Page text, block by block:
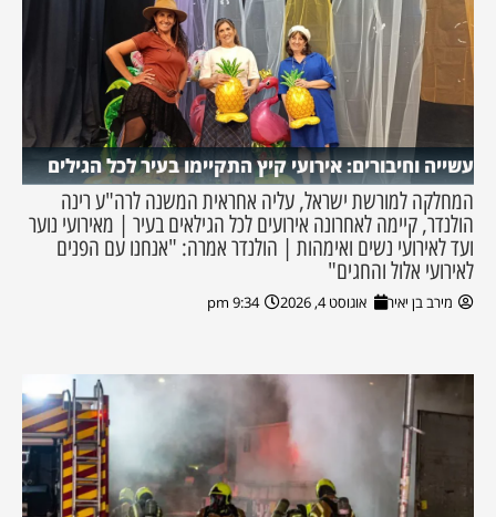
עשייה וחיבורים: אירועי קיץ התקיימו בעיר לכל הגילים
המחלקה למורשת ישראל, עליה אחראית המשנה לרה"ע רינה
הולנדר, קיימה לאחרונה אירועים לכל הגילאים בעיר | מאירועי נוער
ועד לאירועי נשים ואימהות | הולנדר אמרה: "אנחנו עם הפנים
לאירועי אלול והחגים"
מירב בן יאיר אוגוסט 4, 2026 9:34 pm